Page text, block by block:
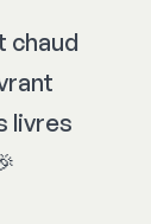
chaud
livres